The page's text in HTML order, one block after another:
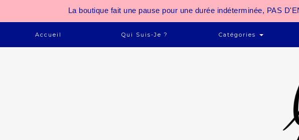
La boutique fait une pause pour une durée indéterminée, PAS
Accueil Qui Suis-Je ? Catégories